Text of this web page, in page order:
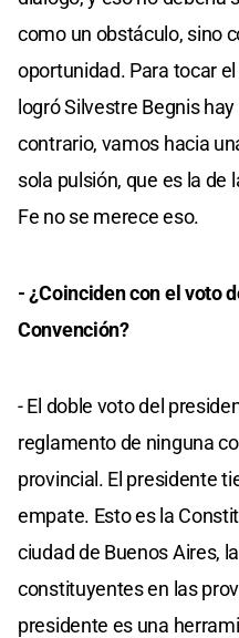
como un obstáculo, sino
oportunidad. Para tocar
logró Silvestre Begnis
contrario, vamos hacia
sola pulsión, que es la de
Fe no se merece eso.
- ¿Coinciden con el voto
Convención?
- El doble voto del
reglamento de ninguna
provincial. El presidente
empate. Esto es la
ciudad de Buenos Aires,
constituyentes en las
presidente es una